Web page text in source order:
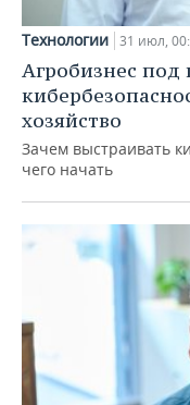
Технологии 31 июл,
Агробизнес
хозяйство
Зачем выстраивать
чего начать